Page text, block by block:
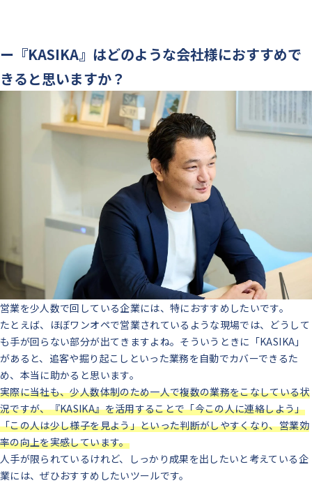
ー『KASIKA』はどのような会社様におすすめで
きると思いますか？
営業を少人数で回している企業には、特におすすめしたいです。
たとえば、ほぼワンオペで営業されているような現場では、どうして
も手が回らない部分が出てきますよね。そういうときに「KASIKA」
があると、追客や掘り起こしといった業務を自動でカバーできるた
め、本当に助かると思います。
実際に当社も、少人数体制のため一人で複数の業務をこなしている状
況ですが、『KASIKA』を活用することで「今この人に連絡しよう」
「この人は少し様子を見よう」といった判断がしやすくなり、営業効
率の向上を実感しています。
人手が限られているけれど、しっかり成果を出したいと考えている企
業には、ぜひおすすめしたいツールです。